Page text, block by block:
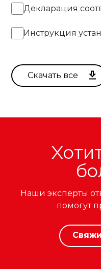
Декларация
Инструкция
Наши эксперты
помогут